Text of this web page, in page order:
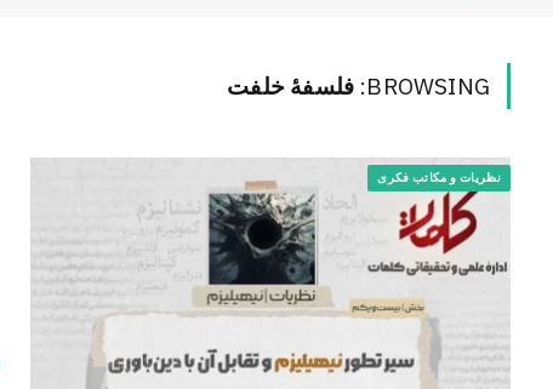
BROWSING: فلسفهٔ خلفت
نظریات و مکاتب فکری